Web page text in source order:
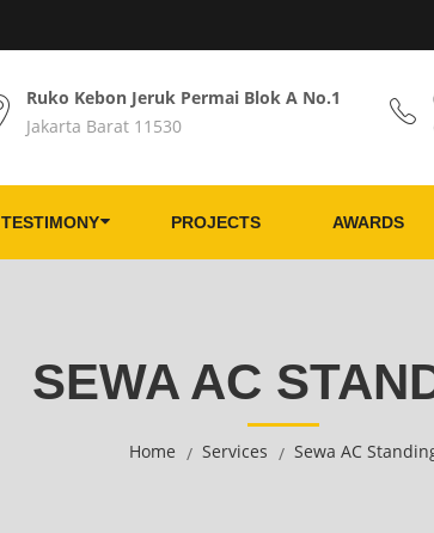
Ruko Kebon Jeruk Permai Blok A No.1
Jakarta Barat 11530
TESTIMONY PROJECTS AWARDS
SEWA AC
Home Services Sewa AC